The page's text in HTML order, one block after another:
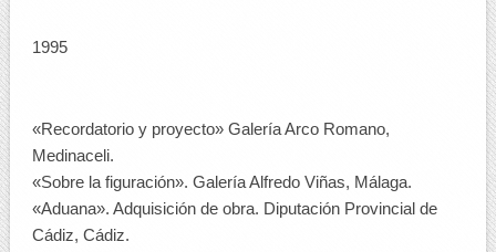
1995
«Recordatorio y proyecto» Galería Arco Romano,
Medinaceli.
«Sobre la figuración». Galería Alfredo Viñas, Málaga.
«Aduana». Adquisición de obra. Diputación Provincial de
Cádiz, Cádiz.